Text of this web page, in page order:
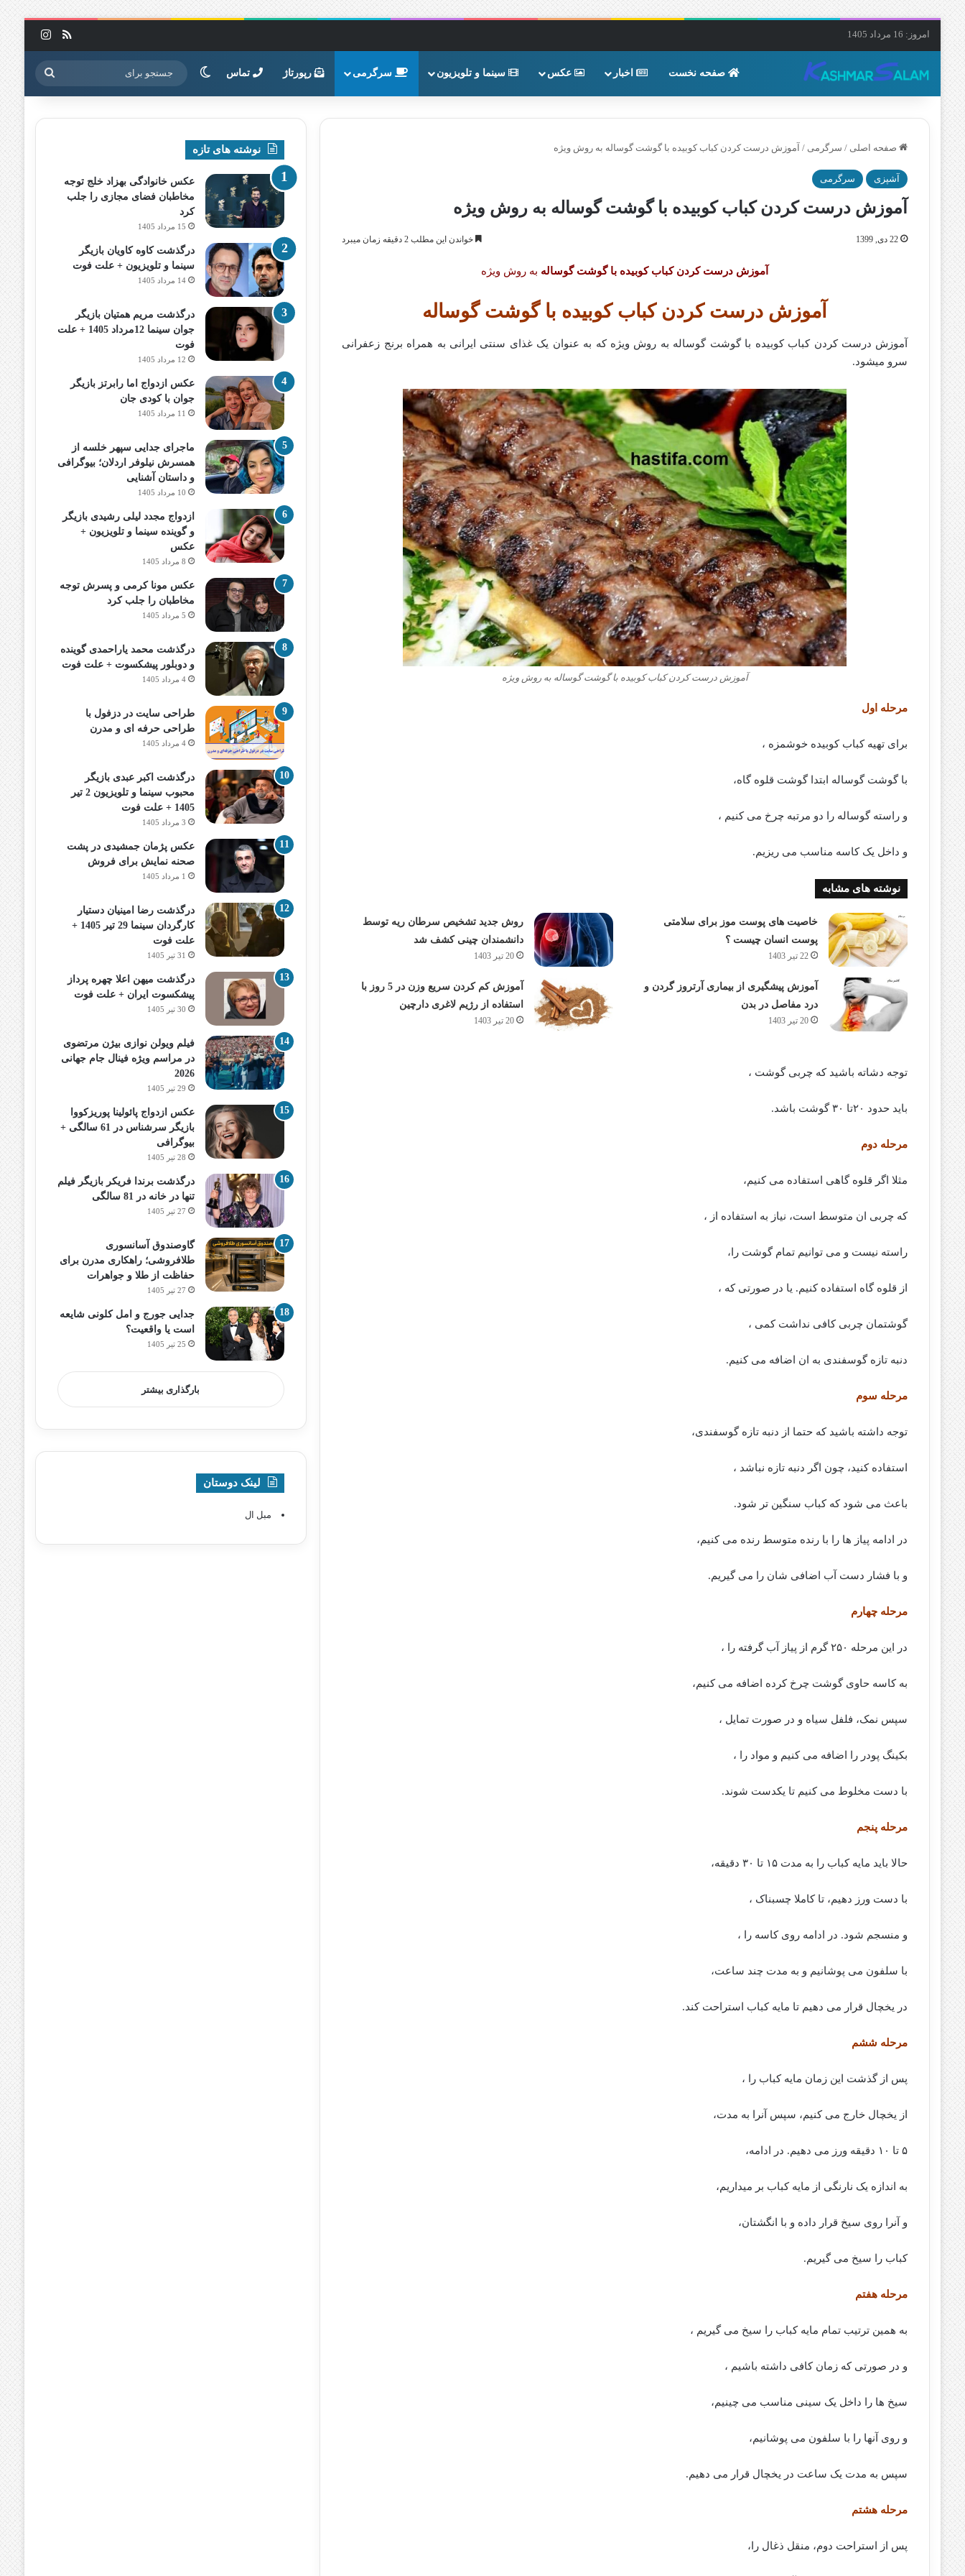
امروز: 16 مرداد 1405 خوراک
صفحه نخست اخبار عکس سینما و تلویزیون سرگرمی رپورتاژ تماس تغییر پوسته جستجو
برای
صفحه اصلی / سرگرمی / آموزش درست کردن کباب کوبیده با گوشت گوساله به روش ویژه
آشپزی سرگرمی
آموزش درست کردن کباب کوبیده با گوشت گوساله به روش ویژه
22 دی, 1399 خواندن این مطلب 2 دقیقه زمان میبرد
آموزش درست کردن کباب کوبیده با گوشت گوساله به روش ویژه
آموزش درست کردن کباب کوبیده با گوشت گوساله
آموزش درست کردن کباب کوبیده با گوشت گوساله به روش ویژه که به عنوان یک غذای سنتی ایرانی به همراه برنج زعفرانی
سرو میشود.
آموزش درست کردن کباب کوبیده با گوشت گوساله به روش ویژه
مرحله اول
برای تهیه کباب کوبیده خوشمزه ،
با گوشت گوساله ابتدا گوشت قلوه گاه،
و راسته گوساله را دو مرتبه چرخ می کنیم ،
و داخل یک کاسه مناسب می ریزیم.
نوشته های مشابه
خاصیت های پوست موز برای سلامتی
پوست انسان چیست ؟
22 تیر 1403
روش جدید تشخیص سرطان ریه توسط
دانشمندان چینی کشف شد
20 تیر 1403
آموزش پیشگیری از بیماری آرتروز گردن و
درد مفاصل در بدن
20 تیر 1403
آموزش کم کردن سریع وزن در 5 روز با
استفاده از رژیم لاغری دارچین
20 تیر 1403
توجه دشاته باشید که چربی گوشت ،
باید حدود ۲۰تا ۳۰ گوشت باشد.
مرحله دوم
مثلا اگر قلوه گاهی استفاده می کنیم،
که چربی ان متوسط است، نیاز به استفاده از ،
راسته نیست و می توانیم تمام گوشت را،
از قلوه گاه استفاده کنیم. یا در صورتی که ،
گوشتمان چربی کافی نداشت کمی ،
دنبه تازه گوسفندی به ان اضافه می کنیم.
مرحله سوم
توجه داشته باشید که حتما از دنبه تازه گوسفندی،
استفاده کنید، چون اگر دنبه تازه نباشد ،
باعث می شود که کباب سنگین تر شود.
در ادامه پیاز ها را با رنده متوسط رنده می کنیم،
و با فشار دست آب اضافی شان را می گیریم.
مرحله چهارم
در این مرحله ۲۵۰ گرم از پیاز آب گرفته را ،
به کاسه حاوی گوشت چرخ کرده اضافه می کنیم،
سپس نمک، فلفل سیاه و در صورت تمایل ،
بکینگ پودر را اضافه می کنیم و مواد را ،
با دست مخلوط می کنیم تا یکدست شوند.
مرحله پنجم
حالا باید مایه کباب را به مدت ۱۵ تا ۳۰ دقیقه،
با دست ورز دهیم، تا کاملا چسبناک ،
و منسجم شود. در ادامه روی کاسه را ،
با سلفون می پوشانیم و به مدت چند ساعت،
در یخچال قرار می دهیم تا مایه کباب استراحت کند.
مرحله ششم
پس از گذشت این زمان مایه کباب را ،
از یخچال خارج می کنیم، سپس آنرا به مدت،
۵ تا ۱۰ دقیقه ورز می دهیم. در ادامه،
به اندازه یک نارنگی از مایه کباب بر میداریم،
و آنرا روی سیخ قرار داده و با انگشتان،
کباب را سیخ می گیریم.
مرحله هفتم
به همین ترتیب تمام مایه کباب را سیخ می گیریم ،
و در صورتی که زمان کافی داشته باشیم ،
سیخ ها را داخل یک سینی مناسب می چینیم،
و روی آنها را با سلفون می پوشانیم،
سپس به مدت یک ساعت در یخچال قرار می دهیم.
مرحله هشتم
پس از استراحت دوم، منقل ذغال را،
نوشته های تازه
عکس خانوادگی بهزاد خلج توجه
مخاطبان فضای مجازی را جلب
کرد
15 مرداد 1405
درگذشت کاوه کاویان بازیگر
سینما و تلویزیون + علت فوت
14 مرداد 1405
درگذشت مریم همتیان بازیگر
جوان سینما 12مرداد 1405 + علت
فوت
12 مرداد 1405
عکس ازدواج اما رابرتز بازیگر
جوان با کودی جان
11 مرداد 1405
ماجرای جدایی سپهر خلسه از
همسرش نیلوفر اردلان؛ بیوگرافی
و داستان آشنایی
10 مرداد 1405
ازدواج مجدد لیلی رشیدی بازیگر
و گوینده سینما و تلویزیون +
عکس
8 مرداد 1405
عکس مونا کرمی و پسرش توجه
مخاطبان را جلب کرد
5 مرداد 1405
درگذشت محمد یاراحمدی گوینده
و دوبلور پیشکسوت + علت فوت
4 مرداد 1405
طراحی سایت در دزفول با
طراحی حرفه‌ ای و مدرن
4 مرداد 1405
درگذشت اکبر عبدی بازیگر
محبوب سینما و تلویزیون 2 تیر
1405 + علت فوت
3 مرداد 1405
عکس پژمان جمشیدی در پشت
صحنه نمایش برای فروش
1 مرداد 1405
درگذشت رضا امینیان دستیار
کارگردان سینما 29 تیر 1405 +
علت فوت
31 تیر 1405
درگذشت میهن اعلا چهره پرداز
پیشکسوت ایران + علت فوت
30 تیر 1405
فیلم ویولن نوازی بیژن مرتضوی
در مراسم ویژه فینال جام جهانی
2026
29 تیر 1405
عکس ازدواج پائولینا پوریزکووا
بازیگر سرشناس در 61 سالگی +
بیوگرافی
28 تیر 1405
درگذشت برندا فریکر بازیگر فیلم
تنها در خانه در 81 سالگی
27 تیر 1405
گاوصندوق آسانسوری
طلافروشی؛ راهکاری مدرن برای
حفاظت از طلا و جواهرات
27 تیر 1405
جدایی جورج و امل کلونی شایعه
است یا واقعیت؟
25 تیر 1405
بارگذاری بیشتر
لینک دوستان
مبل ال